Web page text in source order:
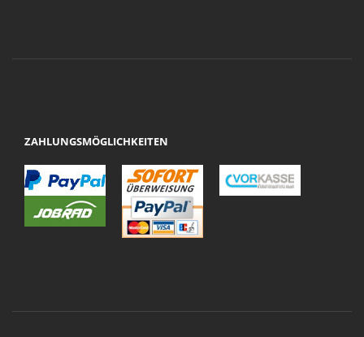
ZAHLUNGSMÖGLICHKEITEN